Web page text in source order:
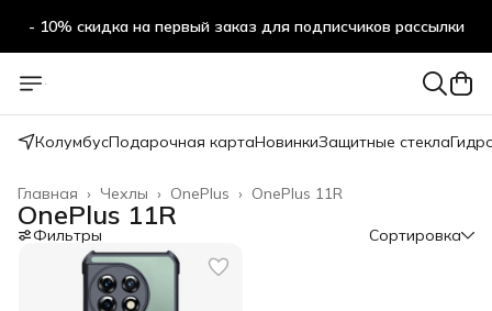
- 10% скидка на первый заказ для подписчиков рассылки
КолумбусПодарочная картаНовинкиЗащитные стекла
OnePlus 11R
OnePlus ›
Чехлы ›
Главная ›
OnePlus 11R
Фильтры Сортировка